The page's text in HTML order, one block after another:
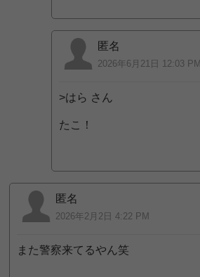
匿名
2026年6月21日 12:03 PM
>はら さん
たこ！
匿名
2026年2月2日 4:22 PM
また警察来てるやん笑